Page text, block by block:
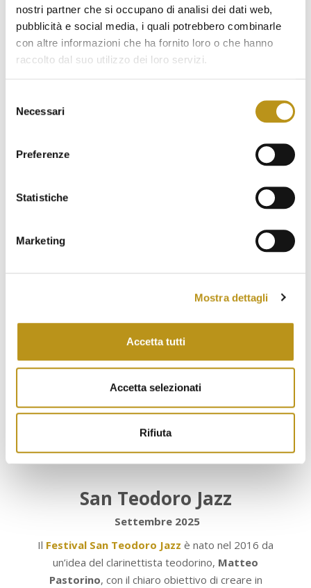
nostri partner che si occupano di analisi dei dati web,
pubblicità e social media, i quali potrebbero combinarle
con altre informazioni che ha fornito loro o che hanno
raccolto dal suo utilizzo dei loro servizi.
delNecessari
Preferenze
Statistiche
Marketing
Mostra dettagli
Accetta tutti
Accetta selezionati
Rifiuta
oggetti unici ed originali riempiono le strade del
centro diSan Teodorotra musica ed
un’atmosfera estiva divertente
San Teodoro Jazz
Settembre 2025
Il Festival San Teodoro Jazz è nato nel 2016 da
un’idea del clarinettista teodorino, Matteo
Pastorino, con il chiaro obiettivo di creare in